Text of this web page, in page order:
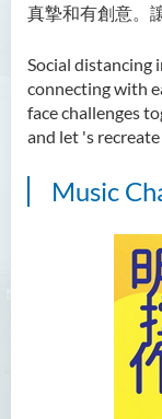
真摯和有創意。
Social distancing
connecting with
face challenges
and let 's
Music